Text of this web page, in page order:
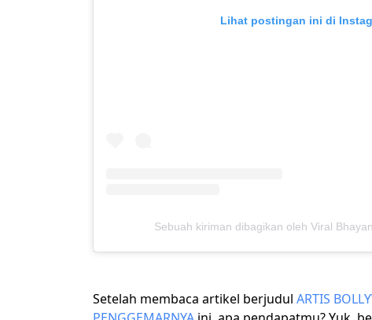
Lihat postingan ini di
Sebuah kiriman dibagikan oleh Viral
Setelah membaca artikel berjudul ARTIS